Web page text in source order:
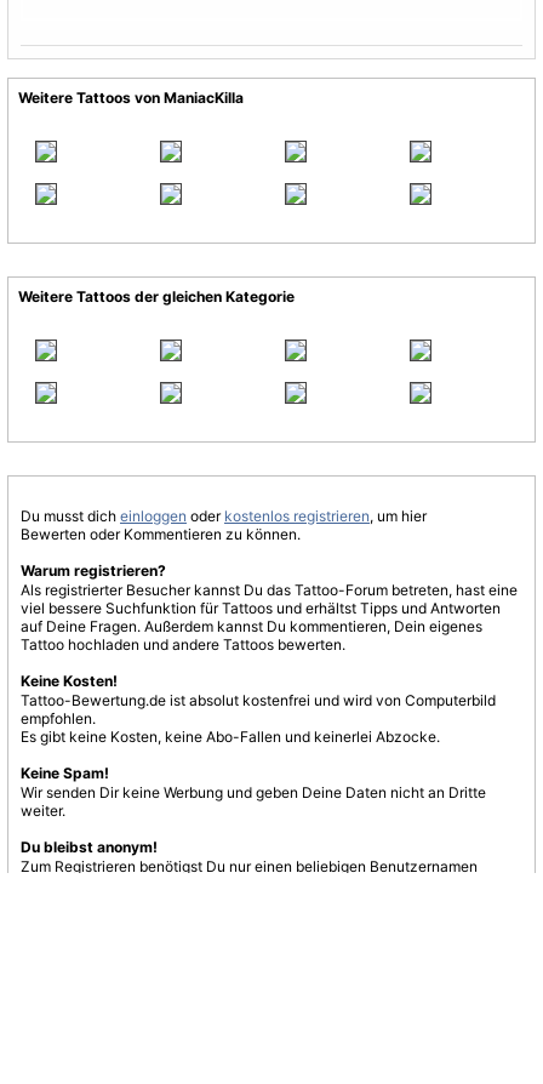
Weitere Tattoos von ManiacKilla
Weitere Tattoos der gleichen Kategorie
Du musst dich einloggen oder kostenlos registrieren, um hier
Bewerten oder Kommentieren zu können.
Warum registrieren?
Als registrierter Besucher kannst Du das Tattoo-Forum betreten, hast eine
viel bessere Suchfunktion für Tattoos und erhältst Tipps und Antworten
auf Deine Fragen. Außerdem kannst Du kommentieren, Dein eigenes
Tattoo hochladen und andere Tattoos bewerten.
Keine Kosten!
Tattoo-Bewertung.de ist absolut kostenfrei und wird von Computerbild
empfohlen.
Es gibt keine Kosten, keine Abo-Fallen und keinerlei Abzocke.
Keine Spam!
Wir senden Dir keine Werbung und geben Deine Daten nicht an Dritte
weiter.
Du bleibst anonym!
Zum Registrieren benötigst Du nur einen beliebigen Benutzernamen